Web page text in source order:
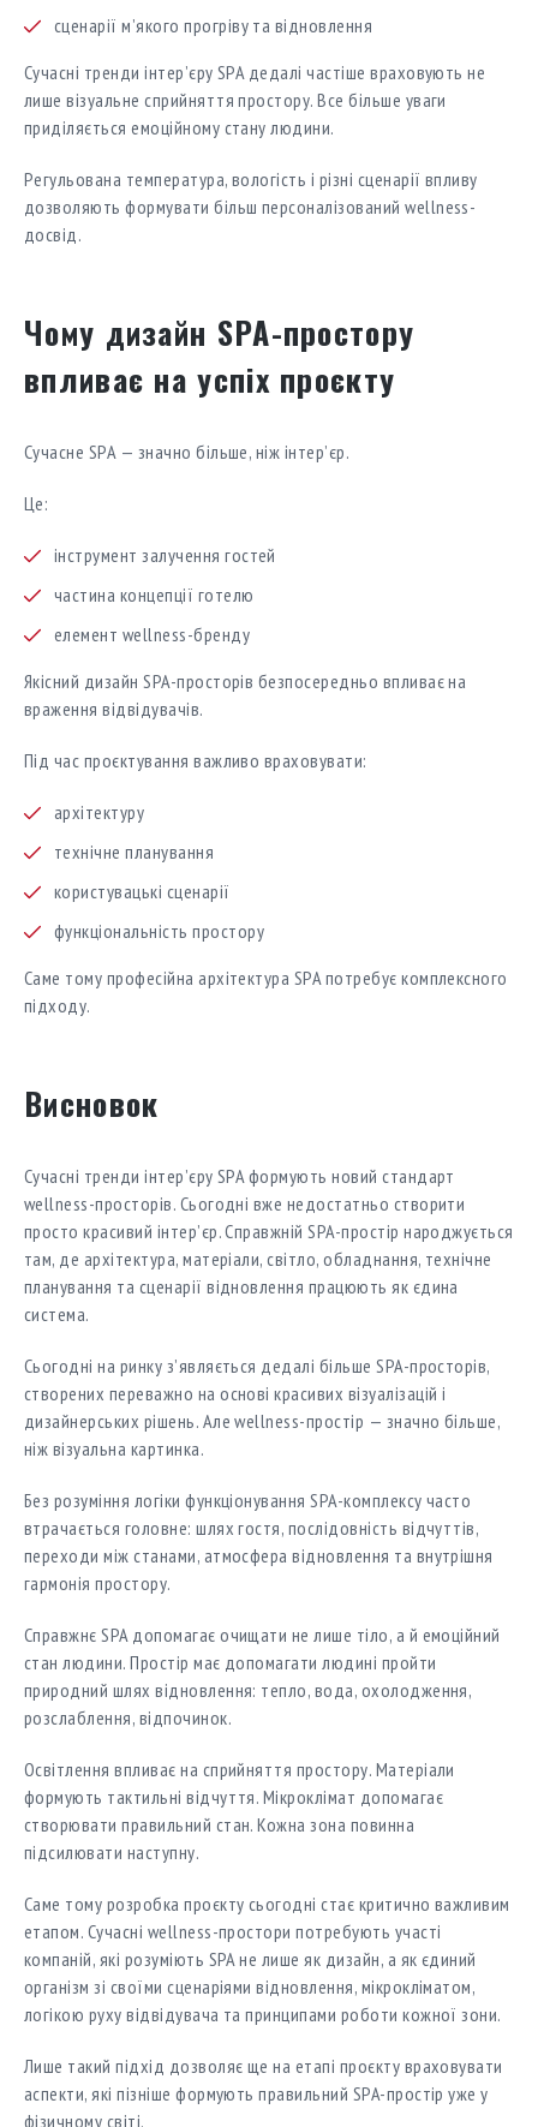
сценарії м’якого прогріву та відновлення
Сучасні тренди інтер’єру SPA дедалі частіше враховують не
лише візуальне сприйняття простору. Все більше уваги
приділяється емоційному стану людини.
Регульована температура, вологість і різні сценарії впливу
дозволяють формувати більш персоналізований wellness-
досвід.
Чому дизайн SPA-простору
впливає на успіх проєкту
Сучасне SPA — значно більше, ніж інтер’єр.
Це:
інструмент залучення гостей
частина концепції готелю
елемент wellness-бренду
Якісний дизайн SPA-просторів безпосередньо впливає на
враження відвідувачів.
Під час проєктування важливо враховувати:
архітектуру
технічне планування
користувацькі сценарії
функціональність простору
Саме тому професійна архітектура SPA потребує комплексного
підходу.
Висновок
Сучасні тренди інтер’єру SPA формують новий стандарт
wellness-просторів. Сьогодні вже недостатньо створити
просто красивий інтер’єр. Справжній SPA-простір народжується
там, де архітектура, матеріали, світло, обладнання, технічне
планування та сценарії відновлення працюють як єдина
система.
Сьогодні на ринку з’являється дедалі більше SPA-просторів,
створених переважно на основі красивих візуалізацій і
дизайнерських рішень. Але wellness-простір — значно більше,
ніж візуальна картинка.
Без розуміння логіки функціонування SPA-комплексу часто
втрачається головне: шлях гостя, послідовність відчуттів,
переходи між станами, атмосфера відновлення та внутрішня
гармонія простору.
Справжнє SPA допомагає очищати не лише тіло, а й емоційний
стан людини. Простір має допомагати людині пройти
природний шлях відновлення: тепло, вода, охолодження,
розслаблення, відпочинок.
Освітлення впливає на сприйняття простору. Матеріали
формують тактильні відчуття. Мікроклімат допомагає
створювати правильний стан. Кожна зона повинна
підсилювати наступну.
Саме тому розробка проєкту сьогодні стає критично важливим
етапом. Сучасні wellness-простори потребують участі
компаній, які розуміють SPA не лише як дизайн, а як єдиний
організм зі своїми сценаріями відновлення, мікрокліматом,
логікою руху відвідувача та принципами роботи кожної зони.
Лише такий підхід дозволяє ще на етапі проєкту враховувати
аспекти, які пізніше формують правильний SPA-простір уже у
фізичному світі.